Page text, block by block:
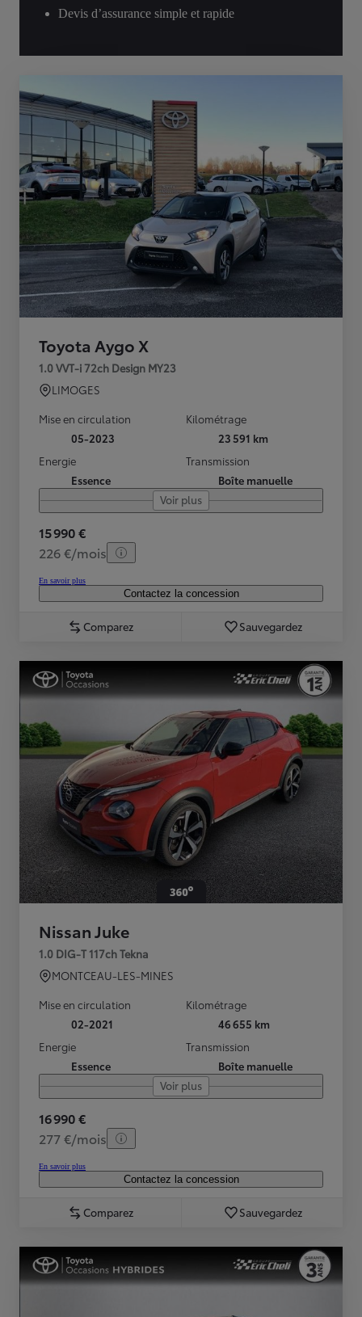
Devis d’assurance simple et rapide
Toyota Aygo X
1.0 VVT-i 72ch Design MY23
LIMOGES
Mise en circulation
05-2023
Kilométrage
23 591 km
Energie
Essence
Transmission
Boîte manuelle
Voir plus
15 990 €
226 €/mois
En savoir plus
Contactez la concession
Comparez Sauvegardez
Nissan Juke
1.0 DIG-T 117ch Tekna
MONTCEAU-LES-MINES
Mise en circulation
02-2021
Kilométrage
46 655 km
Energie
Essence
Transmission
Boîte manuelle
Voir plus
16 990 €
277 €/mois
En savoir plus
Contactez la concession
Comparez Sauvegardez